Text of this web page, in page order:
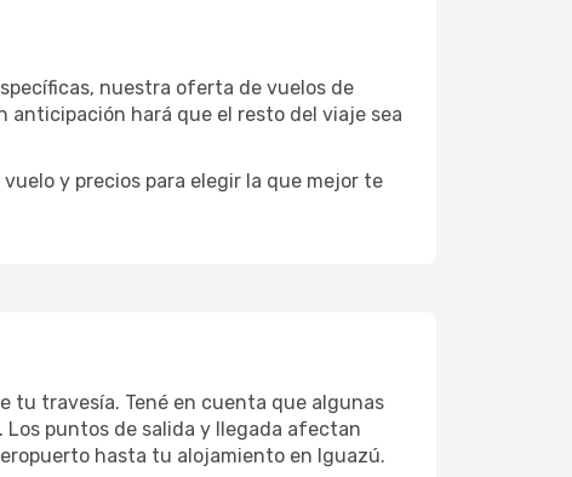
nuestra oferta de vuelos de
anticipación hará que el resto del viaje sea
y precios para elegir la que mejor te
tu travesía. Tené en cuenta que algunas
puntos de salida y llegada afectan
hasta tu alojamiento en Iguazú.